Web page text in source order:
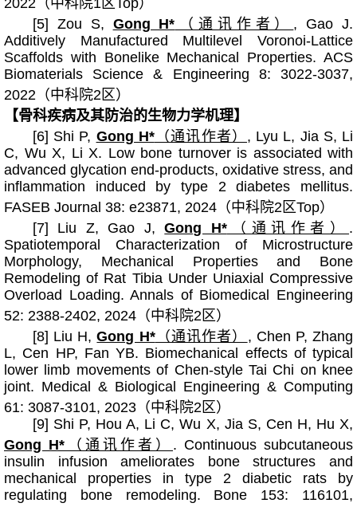
2022（中科院1区Top）
[5] Zou S, Gong H* （通讯作者） , Gao J.
Additively Manufactured Multilevel Voronoi-Lattice
Scaffolds with Bonelike Mechanical Properties. ACS
Biomaterials Science & Engineering 8: 3022-3037,
2022（中科院2区）
【骨科疾病及其防治的生物力学机理】
[6] Shi P, Gong H*（通讯作者） , Lyu L, Jia S, Li
C, Wu X, Li X. Low bone turnover is associated with
advanced glycation end-products, oxidative stress, and
inflammation induced by type 2 diabetes mellitus.
FASEB Journal 38: e23871, 2024（中科院2区Top）
[7] Liu Z, Gao J,Gong H*（通讯作者） .
Spatiotemporal Characterization of Microstructure
Morphology, Mechanical Properties and Bone
Remodeling of Rat Tibia Under Uniaxial Compressive
Overload Loading. Annals of Biomedical Engineering
52: 2388-2402, 2024（中科院2区）
[8] Liu H,Gong H*（通讯作者） , Chen P, Zhang
L, Cen HP, Fan YB. Biomechanical effects of typical
lower limb movements of Chen-style Tai Chi on knee
joint. Medical & Biological Engineering & Computing
61: 3087-3101, 2023（中科院2区）
[9] Shi P, Hou A, Li C, Wu X, Jia S, Cen H, Hu X,
Gong H* （通讯作者） . Continuous subcutaneous
insulin infusion ameliorates bone structures and
mechanical properties in type 2 diabetic rats by
regulating bone remodeling. Bone 153: 116101,